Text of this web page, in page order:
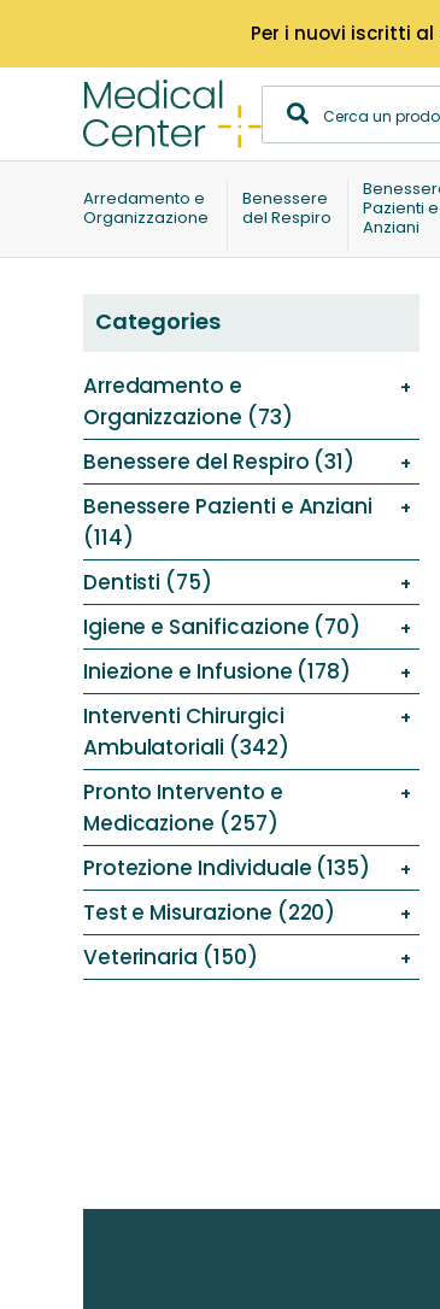
Per i nuovi iscritti al
Arredamento e
Organizzazione
Benessere
del Respiro
Pazienti e
Anziani
Categories
Arredamento e
Organizzazione (73)
Benessere del Respiro (31)
Benessere Pazienti e Anziani
(114)
Dentisti (75)
Igiene e Sanificazione (70)
Iniezione e Infusione (178)
Interventi Chirurgici
Ambulatoriali (342)
Pronto Intervento e
Medicazione (257)
Protezione Individuale (135)
Test e Misurazione (220)
Veterinaria (150)